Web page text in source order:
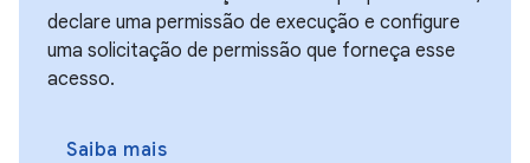
declare uma permissão de execução e configure
uma solicitação de permissão que forneça esse
acesso.
Saiba mais